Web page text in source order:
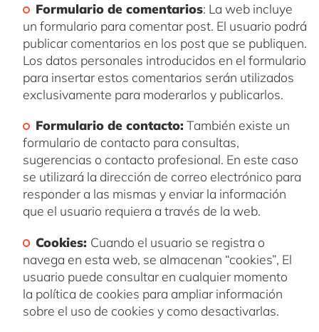
Formulario de comentarios: La web incluye
un formulario para comentar post. El usuario podrá
publicar comentarios en los post que se publiquen.
Los datos personales introducidos en el formulario
para insertar estos comentarios serán utilizados
exclusivamente para moderarlos y publicarlos.
Formulario de contacto: También existe un
formulario de contacto para consultas,
sugerencias o contacto profesional. En este caso
se utilizará la dirección de correo electrónico para
responder a las mismas y enviar la información
que el usuario requiera a través de la web.
Cookies: Cuando el usuario se registra o
navega en esta web, se almacenan “cookies”, El
usuario puede consultar en cualquier momento
la política de cookies para ampliar información
sobre el uso de cookies y como desactivarlas.